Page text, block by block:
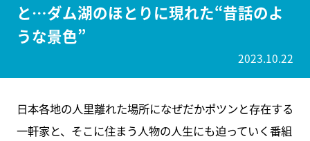
と…ダム湖のほとりに現れた“昔話のよ
うな景色”
2023.10.22
日本各地の人里離れた場所になぜだかポツンと存在する
一軒家と、そこに住まう人物の人生にも迫っていく番組